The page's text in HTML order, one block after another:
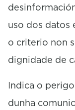
uso dos datos
o criterio non
dignidade de
Indica o
dunha